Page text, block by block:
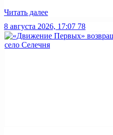
Читать далее
8 августа 2026, 17:07 78